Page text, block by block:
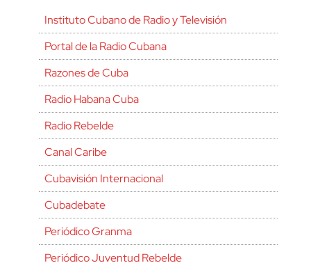
Instituto Cubano de Radio y Televisión
Portal de la Radio Cubana
Razones de Cuba
Radio Habana Cuba
Radio Rebelde
Canal Caribe
Cubavisión Internacional
Cubadebate
Periódico Granma
Periódico Juventud Rebelde